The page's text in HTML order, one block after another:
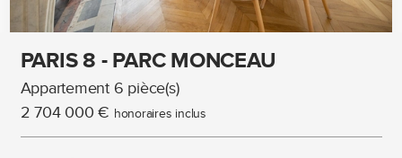
PARIS 8 - PARC MONCEAU
Appartement 6 pièce(s)
2 704 000 € honoraires inclus